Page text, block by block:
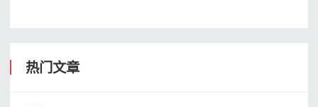
热门文章